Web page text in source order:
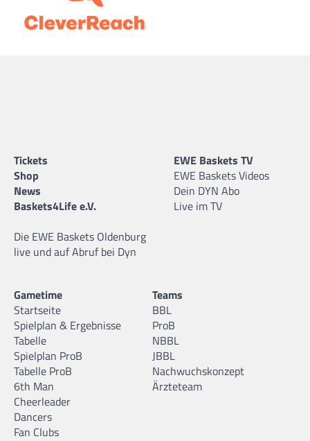
Tickets
Shop
News
Baskets4Life e.V.
Die EWE Baskets Oldenburg
live und auf Abruf bei Dyn
EWE Baskets TV
EWE Baskets Videos
Dein DYN Abo
Live im TV
Gametime
Startseite
Spielplan & Ergebnisse
Tabelle
Spielplan ProB
Tabelle ProB
6th Man
Cheerleader
Dancers
Fan Clubs
Teams
BBL
ProB
NBBL
JBBL
Nachwuchskonzept
Ärzteteam